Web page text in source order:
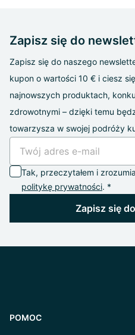
Zapisz się do
Zapisz się do naszego
kupon o wartości 10 € i ciesz
najnowszych produktach,
zdrowotnymi – dzięki temu
towarzysza w swojej podróży
Tak, przeczytałem i
politykę prywatności. *
Zapisz się
POMOC